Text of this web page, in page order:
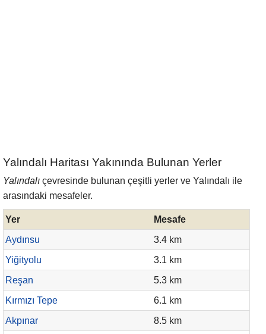
Yalındalı Haritası Yakınında Bulunan Yerler
Yalındalı çevresinde bulunan çeşitli yerler ve Yalındalı ile
arasındaki mesafeler.
Yer
Mesafe
Aydınsu
3.4 km
Yiğityolu
3.1 km
Reşan
5.3 km
Kırmızı Tepe
6.1 km
Akpınar
8.5 km